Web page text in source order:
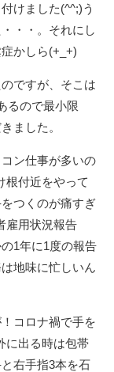
けました(^^;)う
・・。それにし
かしら(+_+)
ですが、そこは
るので最小限
ました。
ン仕事が多いの
根付近をやって
つくのが痛すぎ
雇用状況報告
1年に1度の報告
地味に忙しいん
コロナ禍で手を
に出る時は包帯
右手指3本を石